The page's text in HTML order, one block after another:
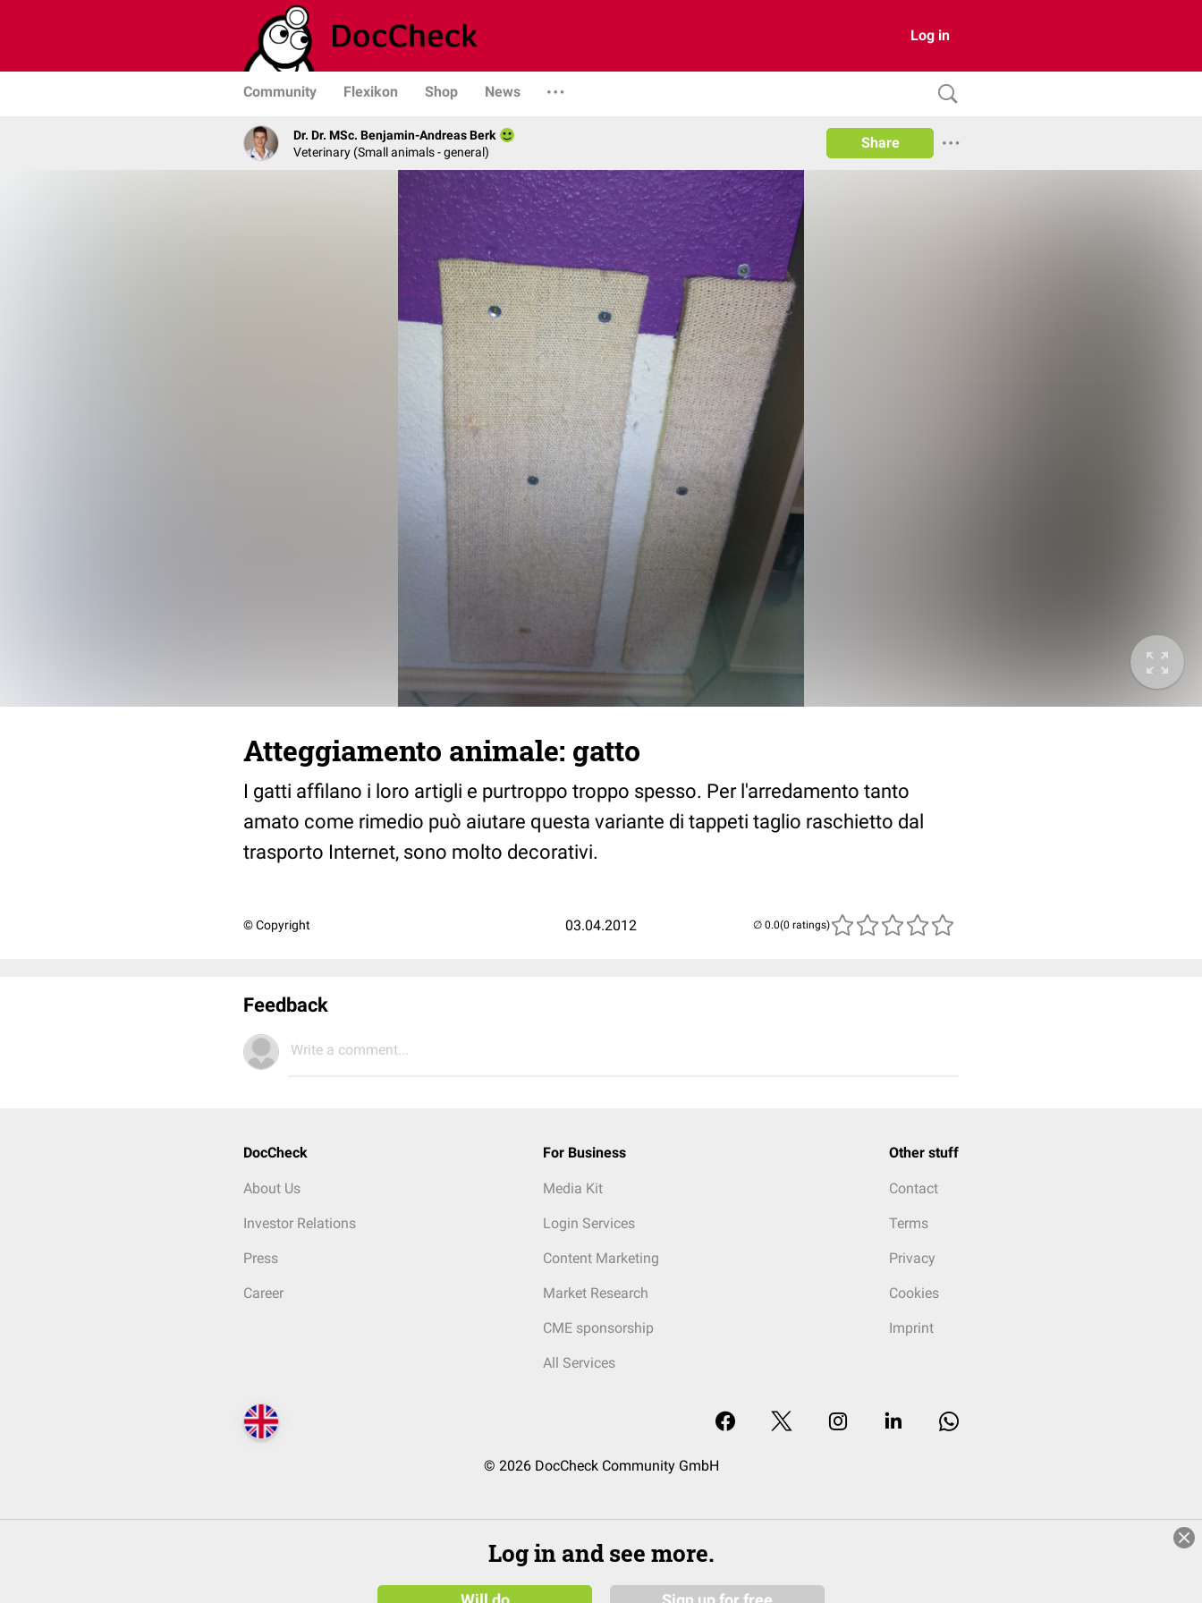
Log in
Community Flexikon Shop News
Dr. Dr. MSc. Benjamin-Andreas Berk
Veterinary (Small animals - general)
Share
Atteggiamento animale: gatto
I gatti affilano i loro artigli e purtroppo troppo spesso. Per l'arredamento tanto
amato come rimedio può aiutare questa variante di tappeti taglio raschietto dal
trasporto Internet, sono molto decorativi.
© Copyright 03.04.2012 (0 ratings)
Feedback
Write a comment...
DocCheck
About Us
Investor Relations
Press
Career
For Business
Media Kit
Login Services
Content Marketing
Market Research
CME sponsorship
All Services
Other stuff
Contact
Terms
Privacy
Cookies
Imprint
© 2026 DocCheck Community GmbH
Log in and see more.